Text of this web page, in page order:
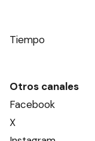
Tiempo
Otros canales
Facebook
X